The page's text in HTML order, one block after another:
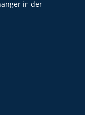
in der